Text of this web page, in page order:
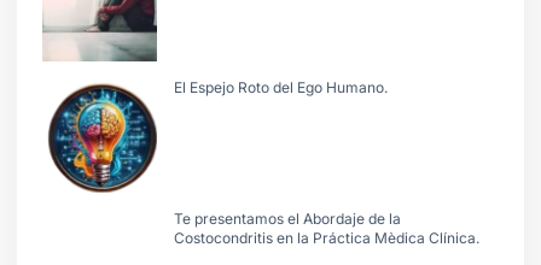
El Espejo Roto del Ego Humano.
Te presentamos el Abordaje de la
Costocondritis en la Práctica Mèdica Clínica.